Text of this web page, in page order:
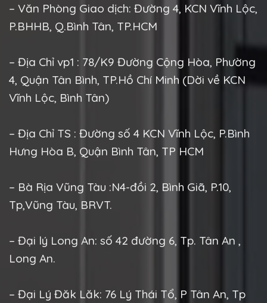
– Văn Phòng Giao dịch: Đường 4, KCN Vĩnh Lộc,
P.BHHB, Q.Bình Tân, TP.HCM
– Địa Chỉ vp1 : 78/K9 Đường Cộng Hòa, Phường
4, Quận Tân Bình, TP.Hồ Chí Minh (Dời về KCN
Vĩnh Lộc, Bình Tân)
– Địa Chỉ TS : Đường số 4 KCN Vĩnh Lộc, P.Bình
Hưng Hòa B, Quận Bình Tân, TP HCM
– Bà Rịa Vũng Tàu :N4-đồi 2, Bình Giã, P.10,
Tp,Vũng Tàu, BRVT.
– Đại lý Long An: số 42 đường 6, Tp. Tân An ,
Long An.
– Đại Lý Đăk Lăk: 76 Lý Thái Tổ, P Tân An, Tp